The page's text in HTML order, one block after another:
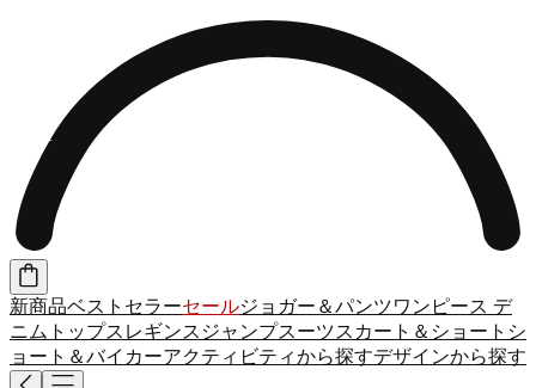
新商品ベストセラーセールジョガー＆パンツワンピース デ
ニム トップス レギンス ジャンプスーツスカート＆ショート シ
ョート＆バイカーアクティビティから探すデザインから探す